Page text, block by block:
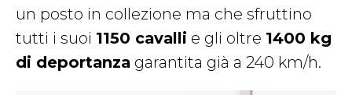
un posto in collezione ma che sfruttino
tutti i suoi 1150 cavalli e gli oltre 1400 kg
di deportanza garantita già a 240 km/h.